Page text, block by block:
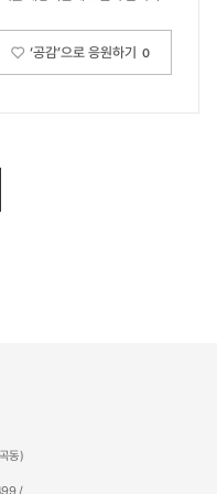
‘공감’으로 응원하기 0
동)
/